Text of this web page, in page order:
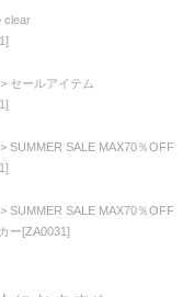
clear
セールアイテム
SUMMER SALE MAX70％OFF
SUMMER SALE MAX70％OFF
ー[ZA0031]